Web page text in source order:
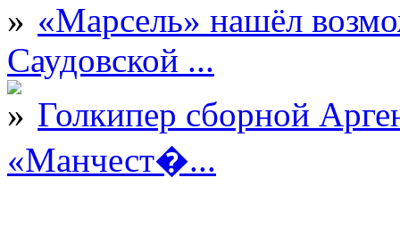
«Марсель» нашёл
Саудовской ...
Голкипер сборной
«Манчест�...